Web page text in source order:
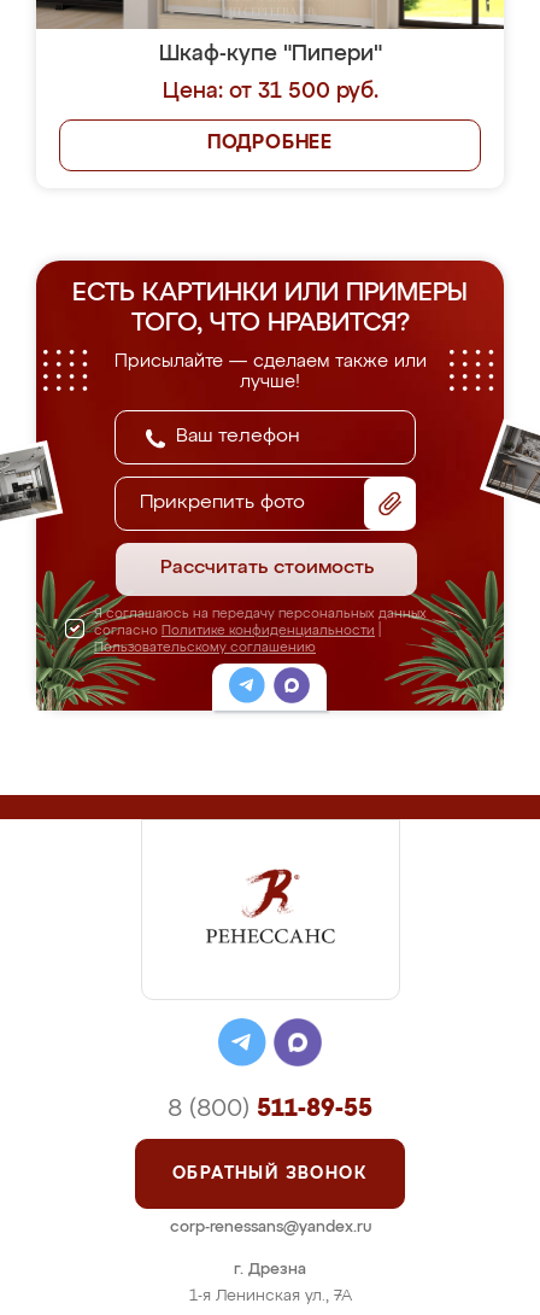
Шкаф-купе "Пипери"
Цена: от 31 500 руб.
ПОДРОБНЕЕ
ЕСТЬ КАРТИНКИ ИЛИ ПРИМЕРЫ
ТОГО, ЧТО НРАВИТСЯ?
Присылайте — сделаем также или
лучше!
Прикрепить фото
Рассчитать стоимость
Я соглашаюсь на передачу персональных данных
согласно Политике конфиденциальности
Пользовательскому соглашению
г. Дрезна
1-я Ленинская ул., 7А
8 (800) 511-89-55
ОБРАТНЫЙ ЗВОНОК
corp-renessans@yandex.ru